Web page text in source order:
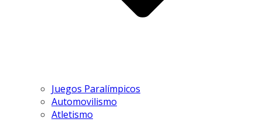
Juegos Paralímpicos
Automovilismo
Atletismo